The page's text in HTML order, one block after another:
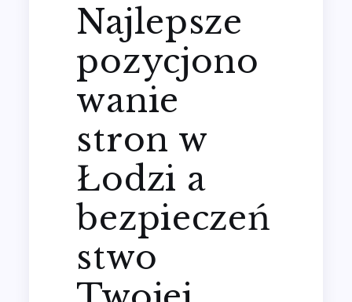
Najlepsze
pozycjono
wanie
stron w
Łodzi a
bezpieczeń
stwo